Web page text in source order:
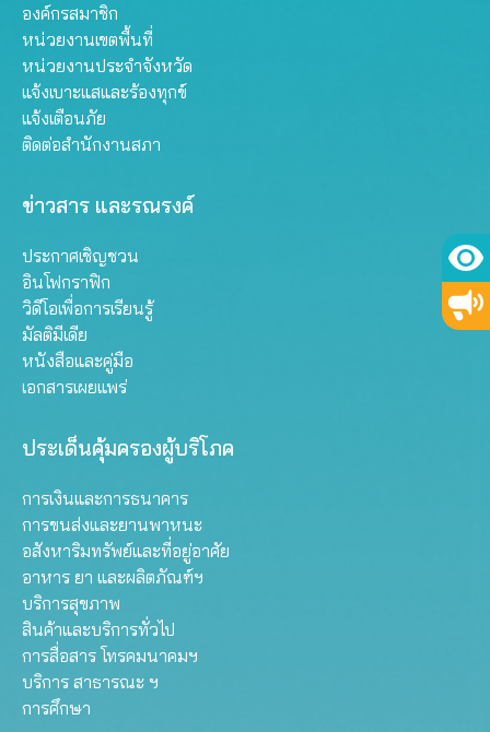
องค์กรสมาชิก
หน่วยงานเขตพื้นที่
หน่วยงานประจำจังหวัด
แจ้งเบาะแสและร้องทุกข์
แจ้งเตือนภัย
ติดต่อสำนักงานสภา
ข่าวสาร และรณรงค์
ประกาศเชิญชวน
อินโฟกราฟิก
วิดีโอเพื่อการเรียนรู้
มัลติมีเดีย
หนังสือและคู่มือ
เอกสารเผยแพร่
ประเด็นคุ้มครองผู้บริโภค
การเงินและการธนาคาร
การขนส่งและยานพาหนะ
อสังหาริมทรัพย์และที่อยู่อาศัย
อาหาร ยา และผลิตภัณฑ์ฯ
บริการสุขภาพ
สินค้าและบริการทั่วไป
การสื่อสาร โทรคมนาคมฯ
บริการ สาธารณะ ฯ
การศึกษา